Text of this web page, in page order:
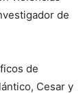
de
de
Cesar y